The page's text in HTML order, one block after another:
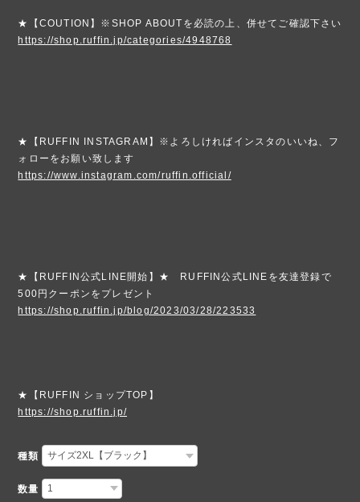
★【COUTION】※SHOP ABOUTを必読の上、併せてご確認下さい
https://shop.ruffin.jp/categories/4948768
★【RUFFIN INSTAGRAM】※よろしければインスタのいいね、フ
ォローをお願い致します
https://www.instagram.com/ruffin.official/
★【RUFFIN公式LINE開始】★ RUFFIN公式LINEを友達登録で
500円クーポンをプレゼント
https://shop.ruffin.jp/blog/2023/03/28/223533
★【RUFFIN ショップTOP】
https://shop.ruffin.jp/
種類
数量